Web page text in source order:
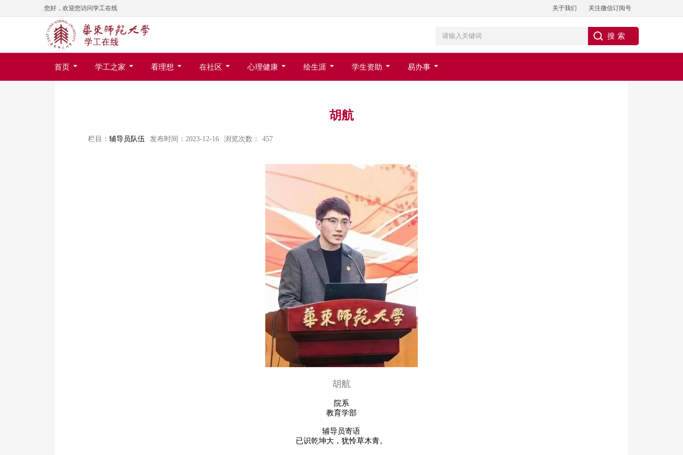
您好，欢迎您访问学工在线 关于我们 关注微信订阅号
首页 学工之家 看理想 在社区 心理健康 绘生涯 学生资助 易办事
胡航
栏目： 辅导员队伍 发布时间：2023-12-16 浏览次数： 457
胡航
院系
教育学部
辅导员寄语
已识乾坤大，犹怜草木青。